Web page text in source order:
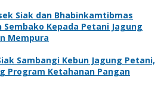
Siak dan Bhabinkamtibmas
Sembako Kepada Petani Jagung
Mempura
Sambangi Kebun Jagung Petani,
Program Ketahanan Pangan